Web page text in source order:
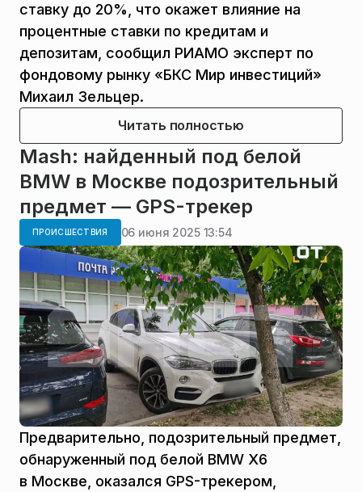
ставку до 20%, что окажет влияние на
процентные ставки по кредитам и
депозитам, сообщил РИАМО эксперт по
фондовому рынку «БКС Мир инвестиций»
Михаил Зельцер.
Читать полностью
Mash: найденный под белой
BMW в Москве подозрительный
предмет — GPS-трекер
ПРОИСШЕСТВИЯ 06 июня 2025 13:54
Предварительно, подозрительный предмет,
обнаруженный под белой BMW Х6
в Москве, оказался GPS-трекером,